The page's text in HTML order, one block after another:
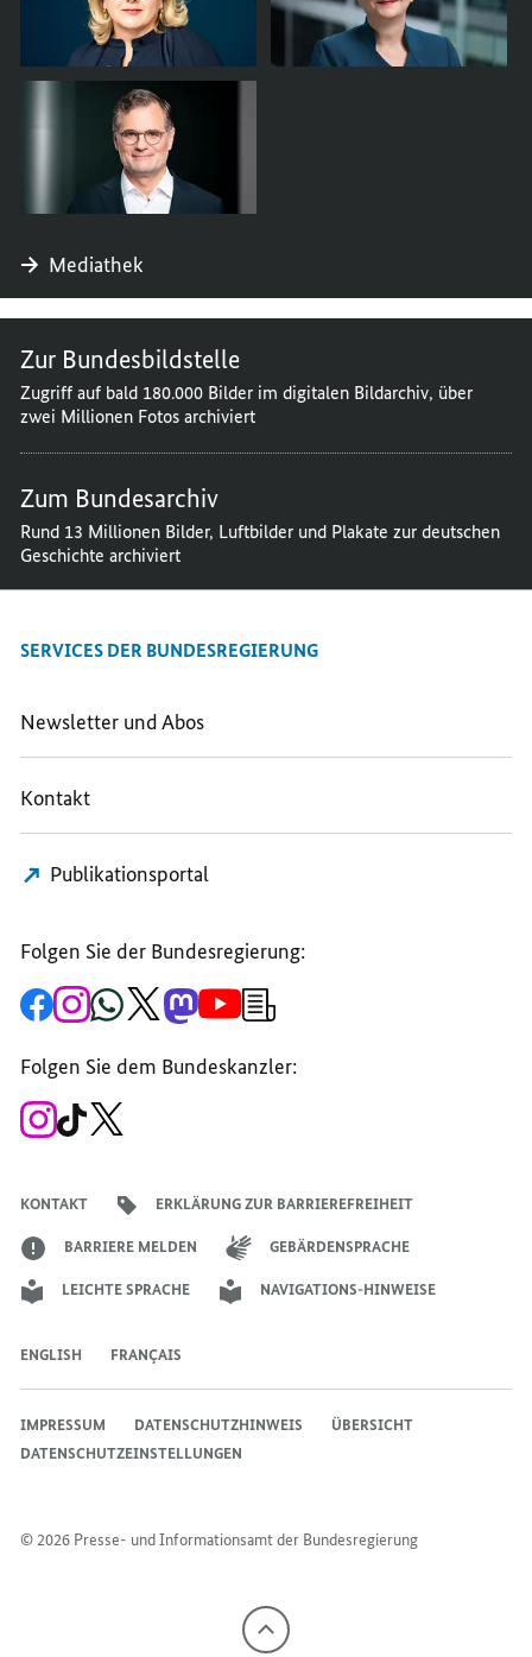
Mediathek
Zur Bundesbildstelle
Zugriff auf bald 180.000 Bilder im digitalen Bildarchiv, über
zwei Millionen Fotos archiviert
Zum Bundesarchiv
Rund 13 Millionen Bilder, Luftbilder und Plakate zur deutschen
Geschichte archiviert
SERVICES DER BUNDESREGIERUNG
Newsletter und Abos
Kontakt
Publikationsportal
Folgen Sie der Bundesregierung:
Zur
Facebook-
Bundesregierung
Zum
Instagram-
der
Bundesregierung
Zum
WhatsApp-
der
Bundesregierung
Zum
X-
Regierungssprechers
Zum
Mastodon-
der
Bundesregierung
Zum
YouTube-
Bundesregierung
Anmeldung
Folgen Sie dem Bundeskanzler:
Zum
Instagram-
Zum
TikTok-
KONTAKT ERKLÄRUNG ZUR BARRIEREFREIHEIT
BARRIERE MELDEN GEBÄRDENSPRACHE
LEICHTE SPRACHE NAVIGATIONS-HINWEISE
ENGLISH FRANÇAIS
© 2026 Presse- und Informationsamt der Bundesregierung
IMPRESSUM DATENSCHUTZHINWEIS
ÜBERSICHT
DATENSCHUTZEINSTELLUNGEN
Nach
oben